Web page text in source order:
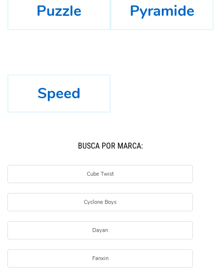
Puzzle Pyramide
Speed
BUSCÁ POR MARCA:
Cube Twist
Cyclone Boys
Dayan
Fanxin